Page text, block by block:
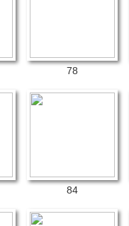
78
84